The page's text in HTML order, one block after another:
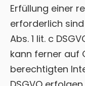
Erfüllung einer
erforderlich
Abs. 1 lit. c
kann ferner auf
berechtigten